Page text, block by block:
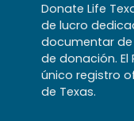
Donate Life
de lucro
documentar
de donación. El
único registro
de Texas.